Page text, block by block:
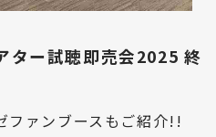
ーオーディオ)
#NASPEC(ナスペック)
ニ)
オルトフォン)
ター試聴即売会2025 終
ファンブースもご紹介!!